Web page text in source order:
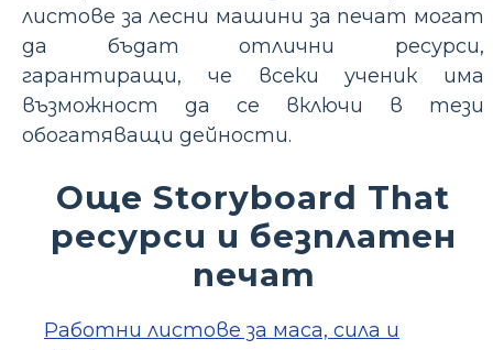
листове за лесни машини за печат могат
да бъдат отлични ресурси,
гарантиращи, че всеки ученик има
възможност да се включи в тези
обогатяващи дейности.
Още Storyboard That
ресурси и безплатен
печат
Работни листове за маса, сила и